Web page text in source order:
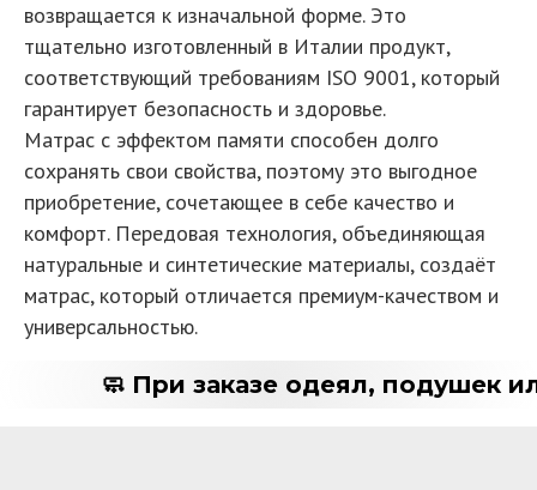
возвращается к изначальной форме. Это
тщательно изготовленный в Италии продукт,
соответствующий требованиям ISO 9001, который
гарантирует безопасность и здоровье.
Матрас с эффектом памяти способен долго
сохранять свои свойства, поэтому это выгодное
приобретение, сочетающее в себе качество и
комфорт. Передовая технология, объединяющая
натуральные и синтетические материалы, создаёт
матрас, который отличается премиум-качеством и
универсальностью.
🧼 При заказе одеял, подушек